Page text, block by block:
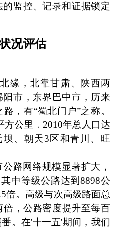
监控、记录和证据锁定
况评估
缘，北靠甘肃、陕西两
市，东界巴中市，历来
，有“蜀北门户”之称。
方公里，2010年总人口达
、朝天3区和青川、旺
路网络规模显著扩大，
中等级公路达到8898公
倍。高级与次高级路面总
倍，公路密度提升至每百
。在'十一五'期间，我们